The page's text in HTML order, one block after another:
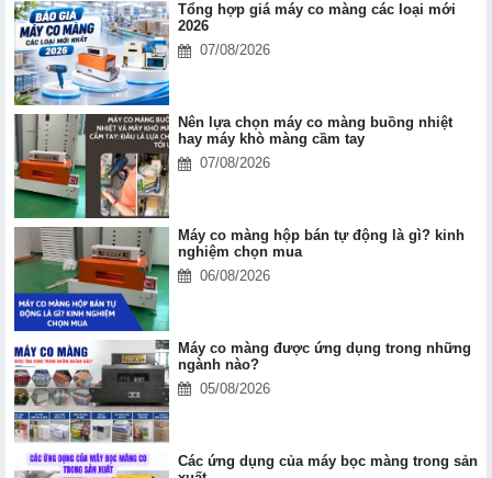
Tổng hợp giá máy co màng các loại mới
2026
07/08/2026
Nên lựa chọn máy co màng buồng nhiệt
hay máy khò màng cầm tay
07/08/2026
Máy co màng hộp bán tự động là gì? kinh
nghiệm chọn mua
06/08/2026
Máy co màng được ứng dụng trong những
ngành nào?
05/08/2026
Các ứng dụng của máy bọc màng trong sản